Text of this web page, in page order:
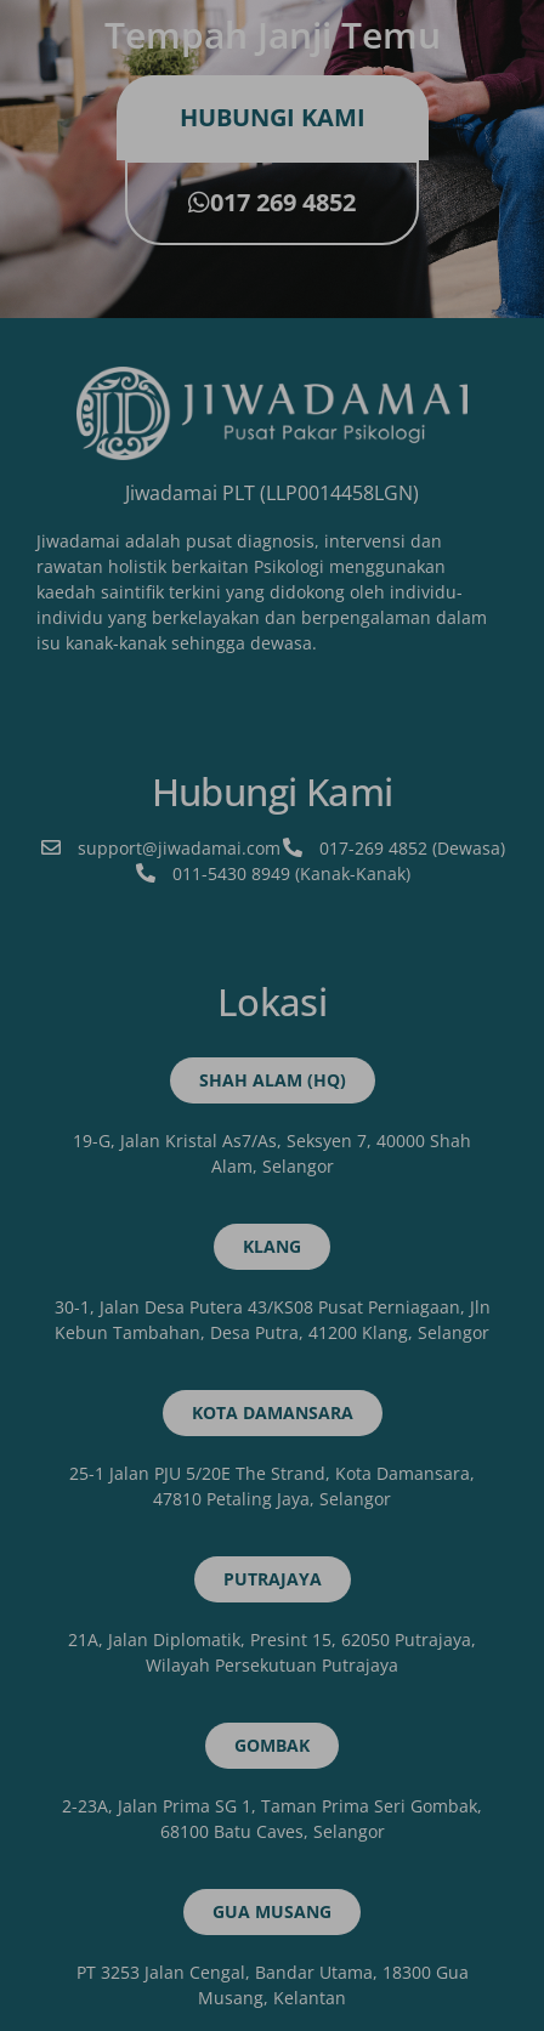
Tempah Janji Temu
HUBUNGI KAMI
017 269 4852
Jiwadamai PLT (LLP0014458LGN)
Jiwadamai adalah pusat diagnosis, intervensi dan
rawatan holistik berkaitan Psikologi menggunakan
kaedah saintifik terkini yang didokong oleh individu-
individu yang berkelayakan dan berpengalaman dalam
isu kanak-kanak sehingga dewasa.
Hubungi Kami
support@jiwadamai.com
017-269 4852 (Dewasa)
011-5430 8949 (Kanak-Kanak)
Lokasi
SHAH ALAM (HQ)
19-G, Jalan Kristal As7/As, Seksyen 7, 40000 Shah
Alam, Selangor
KLANG
30-1, Jalan Desa Putera 43/KS08 Pusat Perniagaan, Jln
Kebun Tambahan, Desa Putra, 41200 Klang, Selangor
KOTA DAMANSARA
25-1 Jalan PJU 5/20E The Strand, Kota Damansara,
47810 Petaling Jaya, Selangor
PUTRAJAYA
21A, Jalan Diplomatik, Presint 15, 62050 Putrajaya,
Wilayah Persekutuan Putrajaya
GOMBAK
2-23A, Jalan Prima SG 1, Taman Prima Seri Gombak,
68100 Batu Caves, Selangor
GUA MUSANG
PT 3253 Jalan Cengal, Bandar Utama, 18300 Gua
Musang, Kelantan